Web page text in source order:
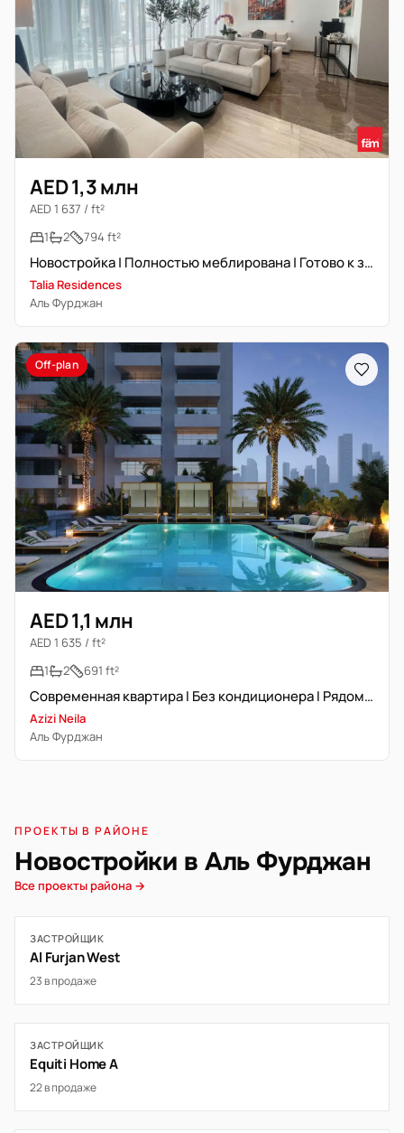
AED 1,3 млн
AED 1 637 / ft²
1
2 794 ft²
Новостройка | Полностью меблирована | Готово к заселению
Talia Residences
Аль Фурджан
Off-plan
AED 1,1 млн
AED 1 635 / ft²
1
2 691 ft²
Современная квартира I Без кондиционера I Рядом с метро
Azizi Neila
Аль Фурджан
ПРОЕКТЫ В РАЙОНЕ
Новостройки в Аль Фурджан
Все проекты района →
ЗАСТРОЙЩИК
Al Furjan West
23 в продаже
ЗАСТРОЙЩИК
Equiti Home A
22 в продаже